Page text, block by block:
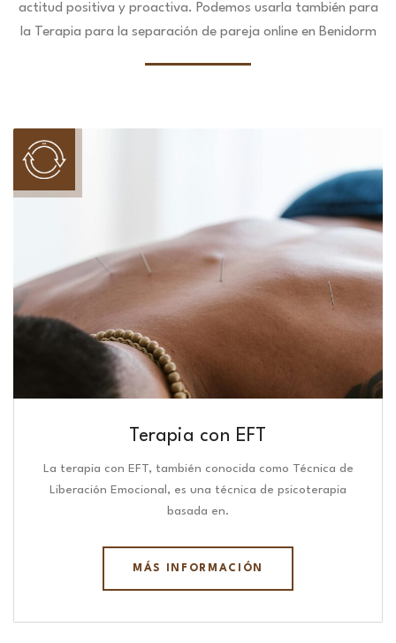
actitud positiva y proactiva. Podemos usarla también para
la Terapia para la separación de pareja online en Benidorm
Terapia con EFT
La terapia con EFT, también conocida como Técnica de
Liberación Emocional, es una técnica de psicoterapia
basada en.
MÁS INFORMACIÓN